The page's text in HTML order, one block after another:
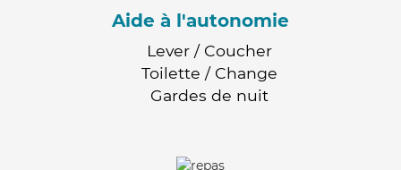
Aide à l'autonomie
Lever / Coucher
Toilette / Change
Gardes de nuit